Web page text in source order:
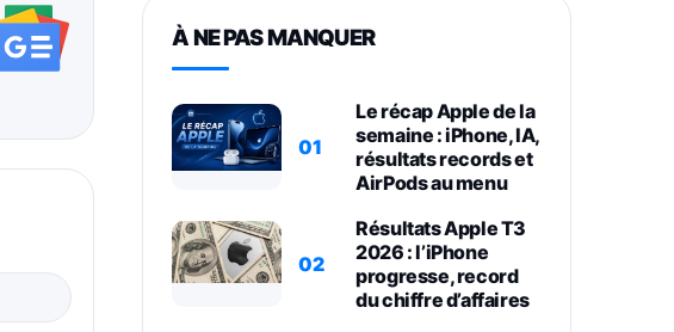
À NE PAS MANQUER
01
Le récap Apple de la
semaine : iPhone, IA,
résultats records et
AirPods au menu
02
Résultats Apple T3
2026 : l’iPhone
progresse, record
du chiffre d’affaires